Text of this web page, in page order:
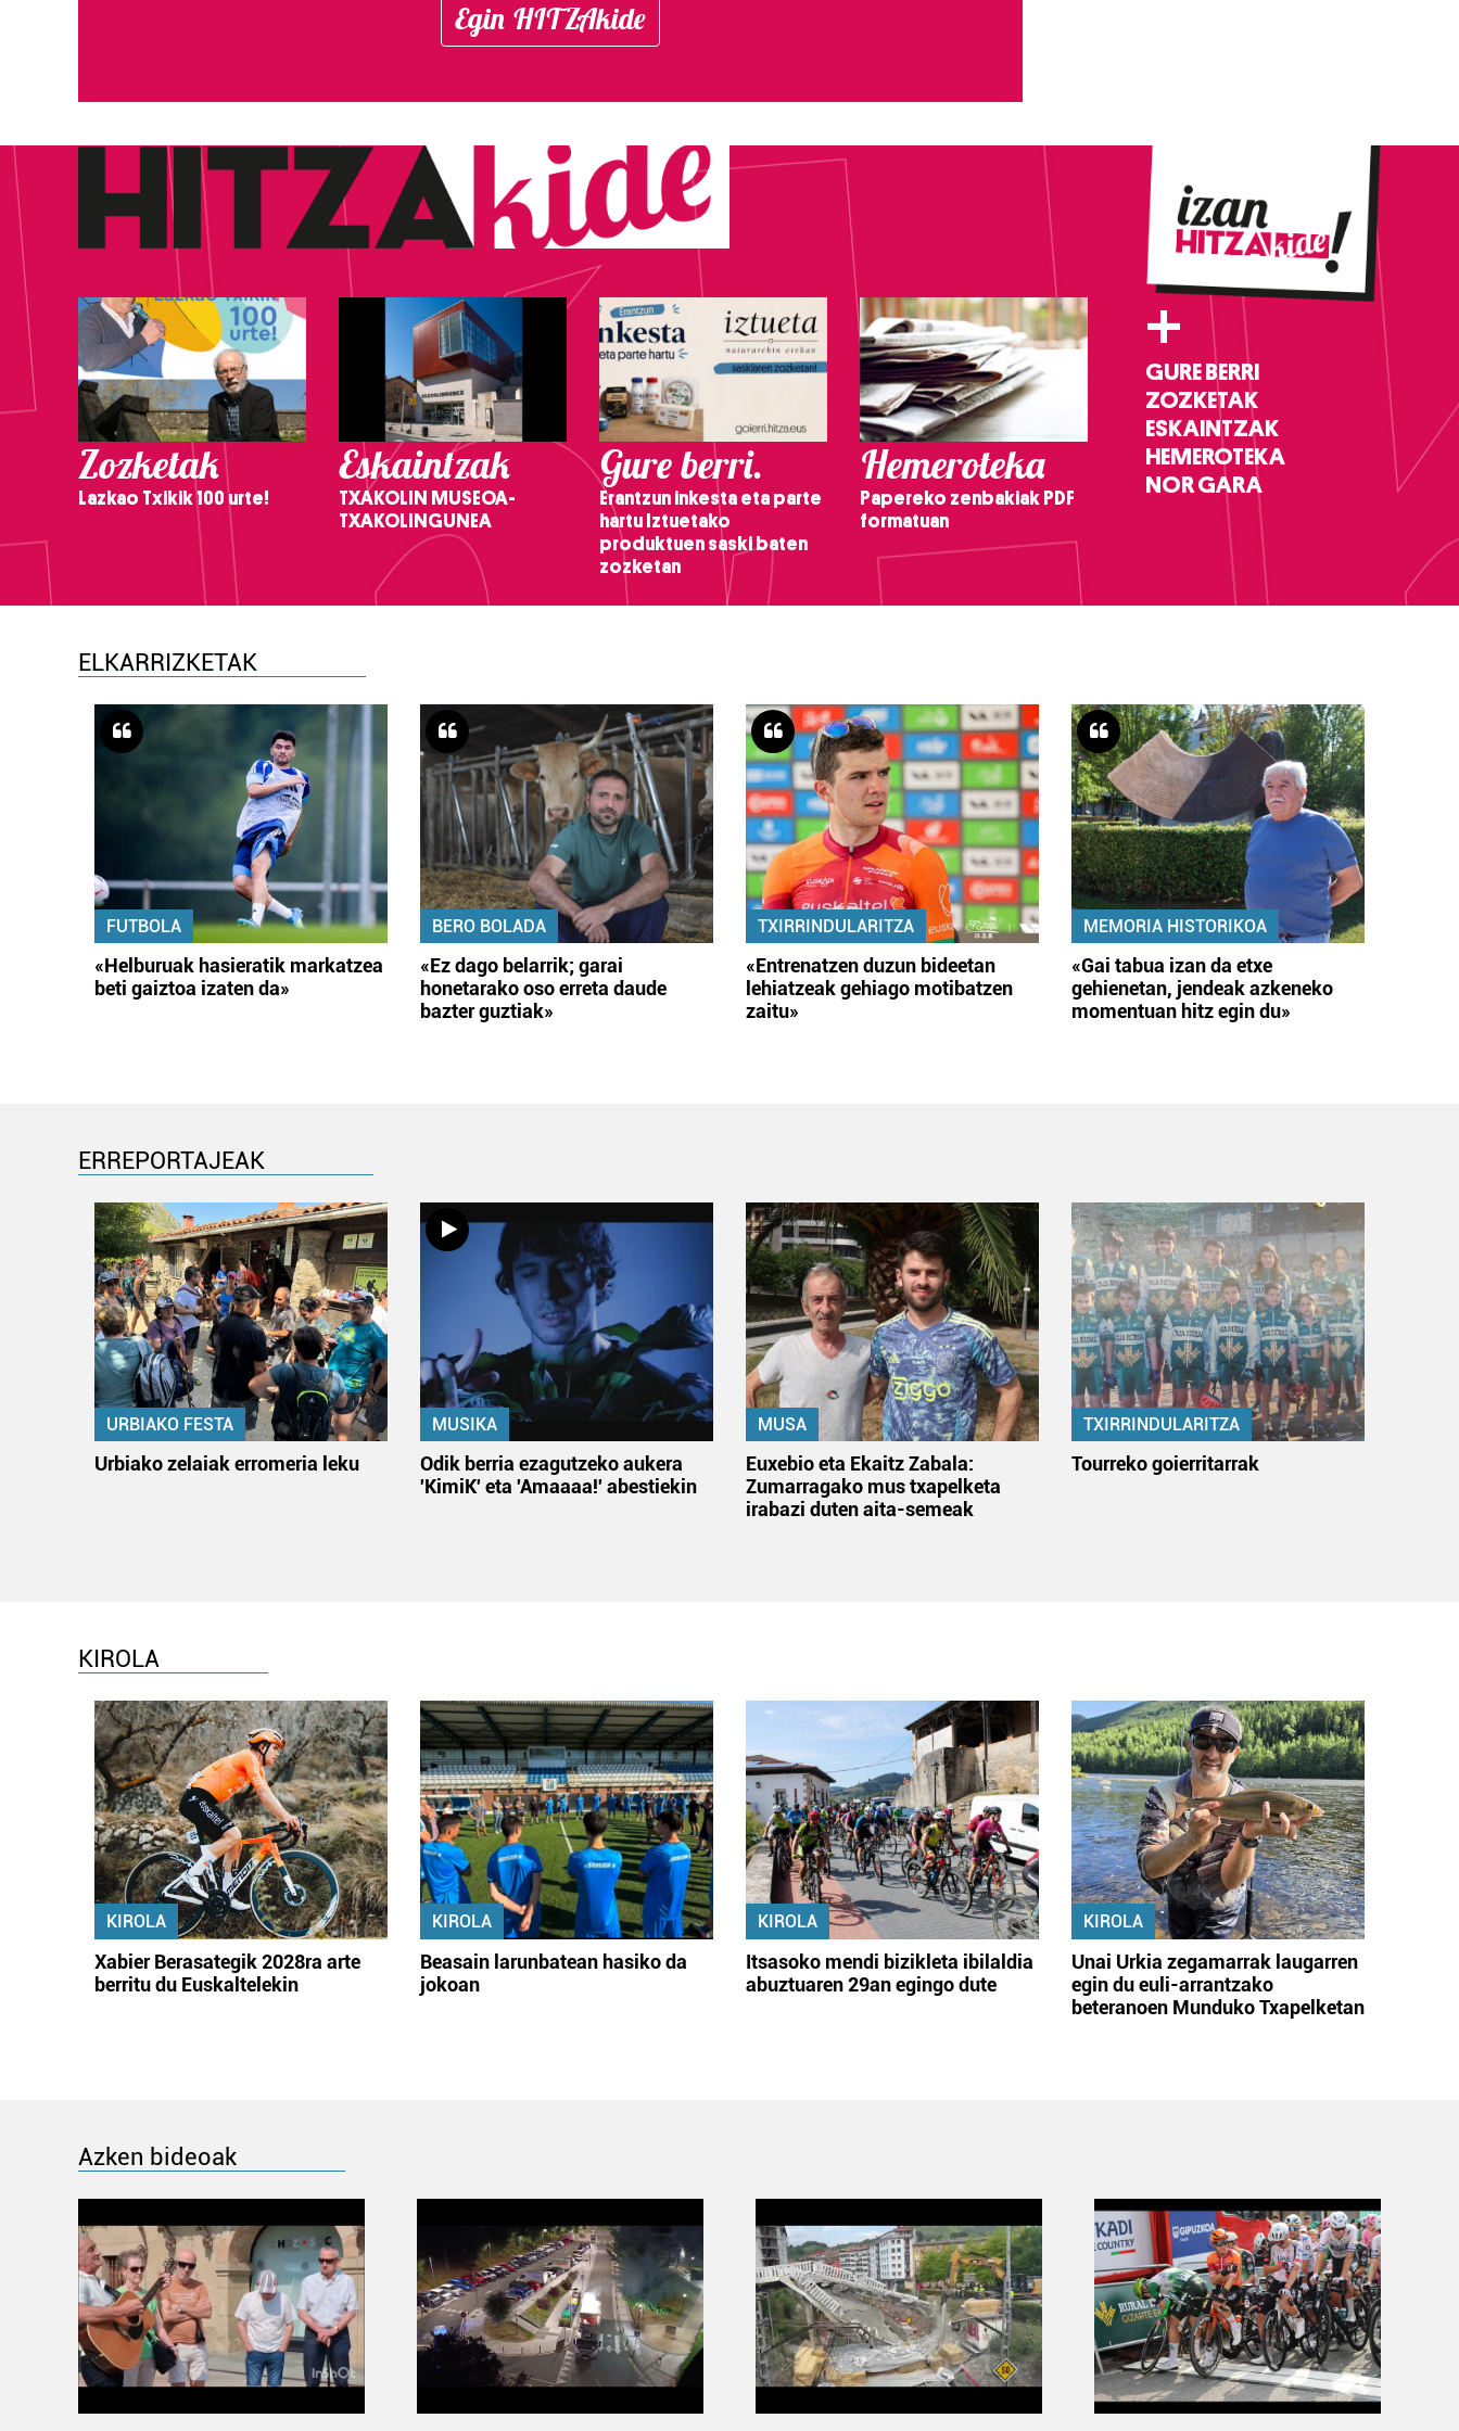
Egin HITZAkide
Zozketak
Lazkao Txikik 100 urte!
Eskaintzak
TXAKOLIN MUSEOA-
TXAKOLINGUNEA
Gure berri.
Erantzun inkesta eta parte
hartu Iztuetako
produktuen saski baten
zozketan
Hemeroteka
Papereko zenbakiak PDF
formatuan
+
GURE BERRI
ZOZKETAK
ESKAINTZAK
HEMEROTEKA
NOR GARA
ELKARRIZKETAK
FUTBOLA
«Helburuak hasieratik markatzea
beti gaiztoa izaten da»
BERO BOLADA
«Ez dago belarrik; garai
honetarako oso erreta daude
bazter guztiak»
TXIRRINDULARITZA
«Entrenatzen duzun bideetan
lehiatzeak gehiago motibatzen
zaitu»
MEMORIA HISTORIKOA
«Gai tabua izan da etxe
gehienetan, jendeak azkeneko
momentuan hitz egin du»
ERREPORTAJEAK
URBIAKO FESTA
Urbiako zelaiak erromeria leku
MUSIKA
Odik berria ezagutzeko aukera
'KimiK' eta 'Amaaaa!' abestiekin
MUSA
Euxebio eta Ekaitz Zabala:
Zumarragako mus txapelketa
irabazi duten aita-semeak
TXIRRINDULARITZA
Tourreko goierritarrak
KIROLA
KIROLA
Xabier Berasategik 2028ra arte
berritu du Euskaltelekin
KIROLA
Beasain larunbatean hasiko da
jokoan
KIROLA
Itsasoko mendi bizikleta ibilaldia
abuztuaren 29an egingo dute
KIROLA
Unai Urkia zegamarrak laugarren
egin du euli-arrantzako
beteranoen Munduko Txapelketan
Azken bideoak